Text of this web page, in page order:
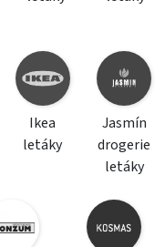
Ikea
letáky
Jasmín
drogerie
letáky